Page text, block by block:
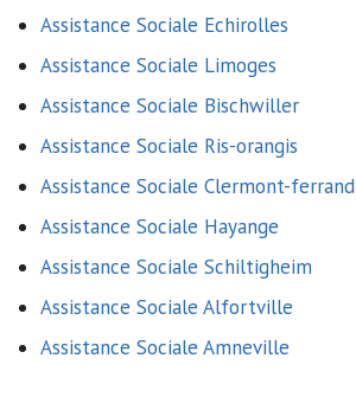
Assistance Sociale Echirolles
Assistance Sociale Limoges
Assistance Sociale Bischwiller
Assistance Sociale Ris-orangis
Assistance Sociale Clermont-ferrand
Assistance Sociale Hayange
Assistance Sociale Schiltigheim
Assistance Sociale Alfortville
Assistance Sociale Amneville